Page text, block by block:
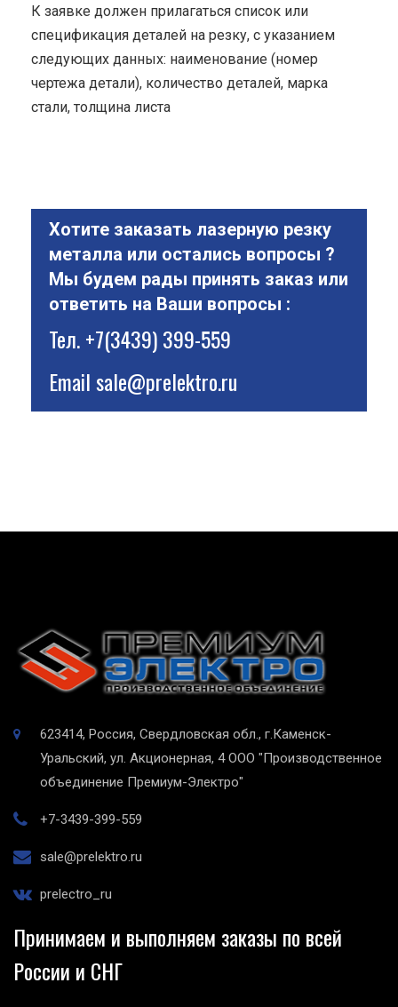
К заявке должен прилагаться список или
спецификация деталей на резку, с указанием
следующих данных: наименование (номер
чертежа детали), количество деталей, марка
стали, толщина листа
Хотите заказать лазерную резку
металла или остались вопросы ?
Мы будем рады принять заказ или
ответить на Ваши вопросы :
Тел.+7(3439) 399-559
Emailsale@prelektro.ru
623414, Россия, Свердловская обл., г.Каменск-
Уральский, ул. Акционерная, 4 ООО "Производственное
объединение Премиум-Электро"
+7-3439-399-559
sale@prelektro.ru
prelectro_ru
Принимаем и выполняем заказы по всей
России и СНГ